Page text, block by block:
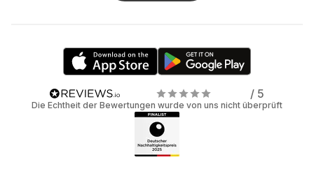
/ 5
Die Echtheit der Bewertungen wurde von uns nicht überprüft